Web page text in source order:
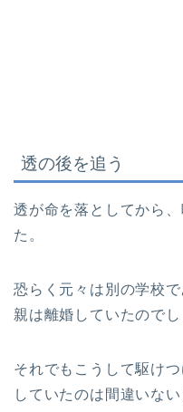
透の後を追う
透が命を落としてから
た。
恐らく元々は別の学校
親は離婚していたのでし
それでもこうして駆け
していたのは間違いない